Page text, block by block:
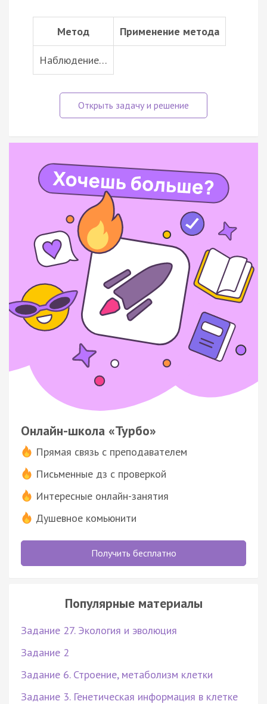
Метод Применение метода
Наблюдение…
Онлайн-школа «Турбо»
Прямая связь с преподавателем
Письменные дз с проверкой
Интересные онлайн-занятия
Душевное комьюнити
Получить бесплатно
Популярные материалы
Задание 27. Экология и эволюция
Задание 2
Задание 6. Строение, метаболизм клетки
Задание 3. Генетическая информация в клетке